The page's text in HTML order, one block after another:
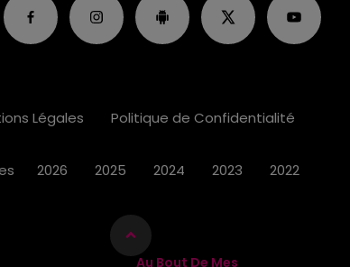
Au Bout De Mes
Légales Politique de Confidentialité
2026 2025 2024 2023 2022